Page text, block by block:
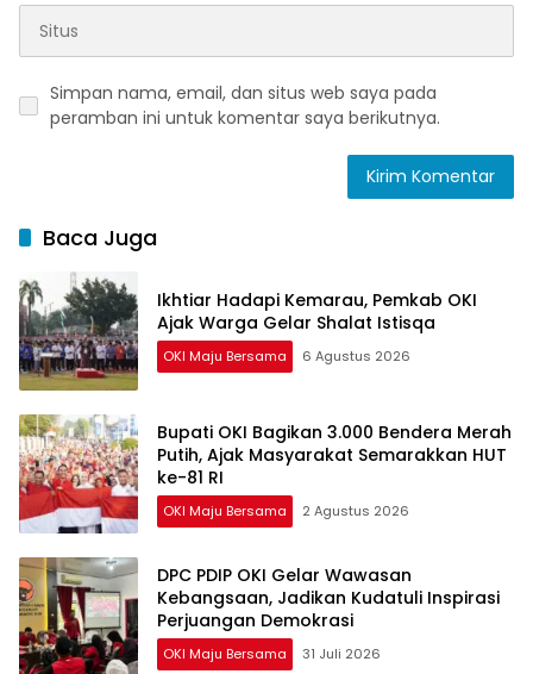
Simpan nama, email, dan situs web saya pada
peramban ini untuk komentar saya berikutnya.
Baca Juga
Ikhtiar Hadapi Kemarau, Pemkab OKI
Ajak Warga Gelar Shalat Istisqa
OKI Maju Bersama 6 Agustus 2026
Bupati OKI Bagikan 3.000 Bendera Merah
Putih, Ajak Masyarakat Semarakkan HUT
ke-81 RI
OKI Maju Bersama 2 Agustus 2026
DPC PDIP OKI Gelar Wawasan
Kebangsaan, Jadikan Kudatuli Inspirasi
Perjuangan Demokrasi
OKI Maju Bersama 31 Juli 2026